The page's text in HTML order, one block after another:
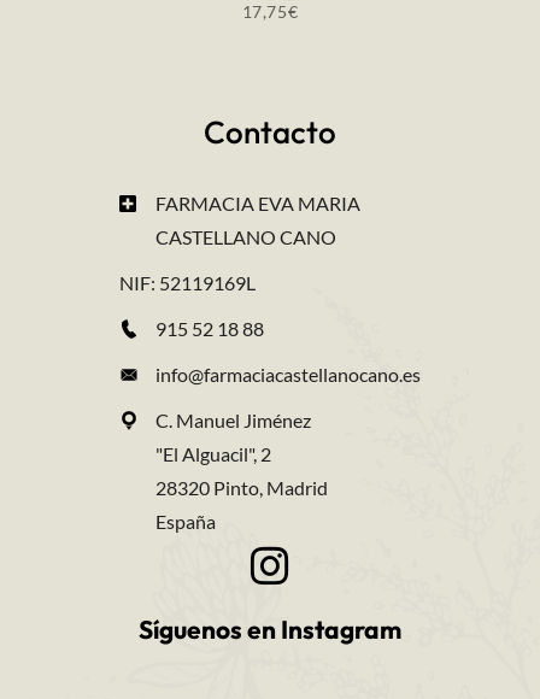
17,75€
Contacto
FARMACIA EVA MARIA
CASTELLANO CANO
NIF: 52119169L
915 52 18 88
info@farmaciacastellanocano.es
C. Manuel Jiménez
"El Alguacil", 2
28320 Pinto, Madrid
España
Síguenos en Instagram